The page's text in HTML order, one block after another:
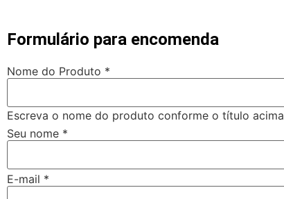
Formulário para encomenda
Nome do Produto *
Escreva o nome do produto conforme o título acima
Seu nome *
E-mail *